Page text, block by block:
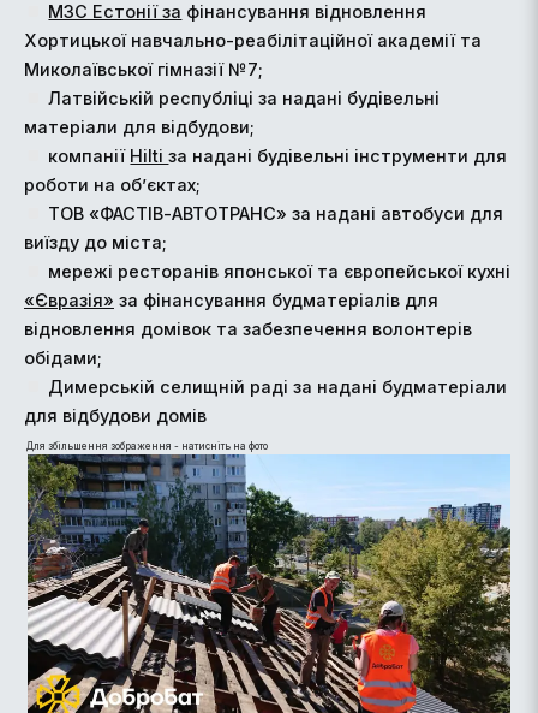
МЗС Естонії за фінансування відновлення
Хортицької навчально-реабілітаційної академії та
Миколаївської гімназії №7;
Латвійській республіці за надані будівельні
матеріали для відбудови;
компанії Hiltiза надані будівельні інструменти для
роботи на об’єктах;
ТОВ «ФАСТІВ-АВТОТРАНС» за надані автобуси для
виїзду до міста;
мережі ресторанів японської та європейської кухні
«Євразія» за фінансування будматеріалів для
відновлення домівок та забезпечення волонтерів
обідами;
Димерській селищній раді за надані будматеріали
для відбудови домів
Для збільшення зображення - натисніть на фото